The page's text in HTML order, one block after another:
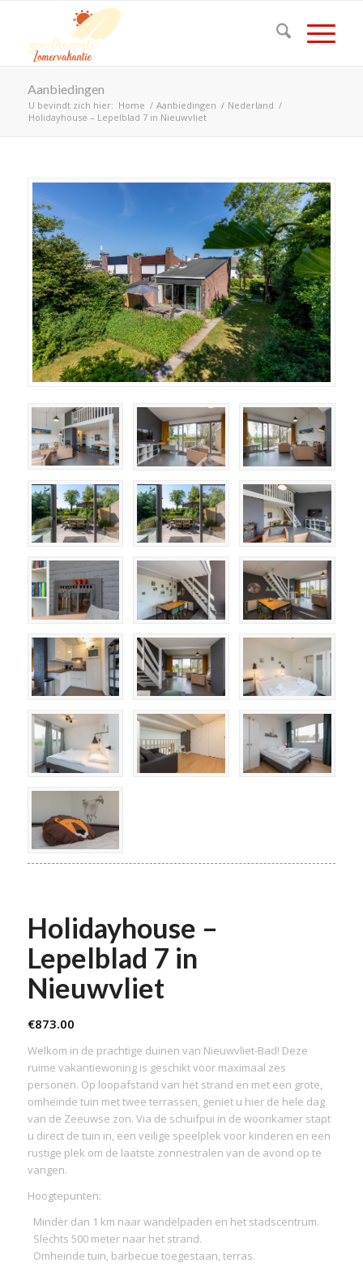
Aanbiedingen
U bevindt zich hier: Home / Aanbiedingen / Nederland /
Holidayhouse – Lepelblad 7 in Nieuwvliet
Holidayhouse –
Lepelblad 7 in
Nieuwvliet
€873.00
Welkom in de prachtige duinen van Nieuwvliet-Bad! Deze
ruime vakantiewoning is geschikt voor maximaal zes
personen. Op loopafstand van het strand en met een grote,
omheinde tuin met twee terrassen, geniet u hier de hele dag
van de Zeeuwse zon. Via de schuifpui in de woonkamer stapt
u direct de tuin in, een veilige speelplek voor kinderen en een
rustige plek om de laatste zonnestralen van de avond op te
vangen.
Hoogtepunten:
Minder dan 1 km naar wandelpaden en het stadscentrum.
Slechts 500 meter naar het strand.
Omheinde tuin, barbecue toegestaan, terras.